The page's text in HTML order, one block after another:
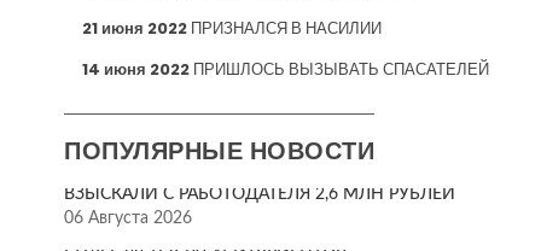
21 июня 2022 ПРИЗНАЛСЯ В НАСИЛИИ
14 июня 2022 ПРИШЛОСЬ ВЫЗЫВАТЬ СПАСАТЕЛЕЙ
ПОПУЛЯРНЫЕ НОВОСТИ
ВЗЫСКАЛИ С РАБОТОДАТЕЛЯ 2,6 МЛН РУБЛЕЙ
06 Августа 2026